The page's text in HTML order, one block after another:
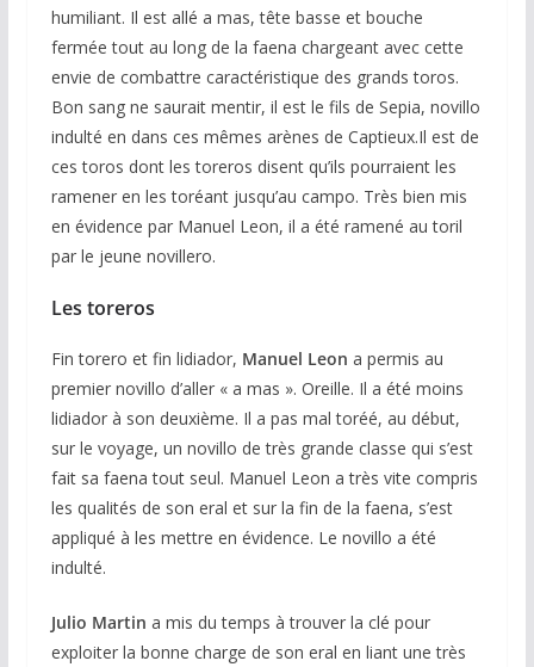
humiliant. Il est allé a mas, tête basse et bouche
fermée tout au long de la faena chargeant avec cette
envie de combattre caractéristique des grands toros.
Bon sang ne saurait mentir, il est le fils de Sepia, novillo
indulté en dans ces mêmes arènes de Captieux.Il est de
ces toros dont les toreros disent qu’ils pourraient les
ramener en les toréant jusqu’au campo. Très bien mis
en évidence par Manuel Leon, il a été ramené au toril
par le jeune novillero.
Les toreros
Fin torero et fin lidiador, Manuel Leon a permis au
premier novillo d’aller « a mas ». Oreille. Il a été moins
lidiador à son deuxième. Il a pas mal toréé, au début,
sur le voyage, un novillo de très grande classe qui s’est
fait sa faena tout seul. Manuel Leon a très vite compris
les qualités de son eral et sur la fin de la faena, s’est
appliqué à les mettre en évidence. Le novillo a été
indulté.
Julio Martin a mis du temps à trouver la clé pour
exploiter la bonne charge de son eral en liant une très